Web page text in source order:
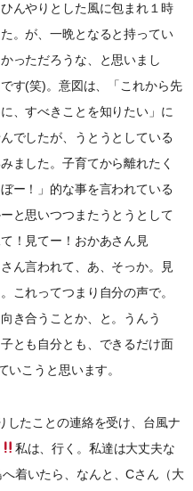
んやりとした風に包まれ１時
。が、一晩となると持ってい
っただろうな、と思いまし
す(笑)。意図は、「これから先
、すべきことを知りたい」に
でしたが、うとうとしている
ました。子育てから離れたく
ー！」的な事を言われている
と思いつつまたうとうとして
！見てー！おかあさん見
ん言われて、あ、そっか。見
これってつまり自分の声で。
き合うことか、と。うんう
とも自分とも、できるだけ面
こうと思います。
したことの連絡を受け、台風ナ
私は、行く。私達は大丈夫な
着いたら、なんと、Cさん（大